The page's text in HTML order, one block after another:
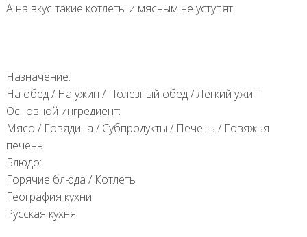
А на вкус такие котлеты и мясным не уступят.
Назначение:
На обед/На ужин /Полезный обед/Легкий ужин
Основной ингредиент:
Мясо /Говядина /Субпродукты /Печень /Говяжья
печень
Блюдо:
Горячие блюда /Котлеты
География кухни:
Русская кухня